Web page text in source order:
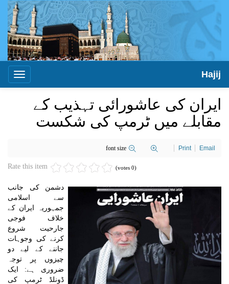
Toggle
Hajij
ایران کی عاشورائی تہذیب کے
مقابلے میں ٹرمپ کی شکست
font size Print Email
Rate this item (0 votes)
دشمن کی جانب
سے اسلامی
جمہوریہ ایران کے
خلاف فوجی
جارحیت شروع
کرنے کی وجوہات
جاننے کے لیے دو
چیزوں پر توجہ
ضروری ہے: ایک
ڈونلڈ ٹرمپ کی